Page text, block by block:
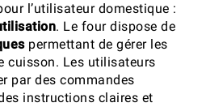
l’utilisateur domestique :
. Le four dispose de
permettant de gérer les
cuisson. Les utilisateurs
par des commandes
instructions claires et